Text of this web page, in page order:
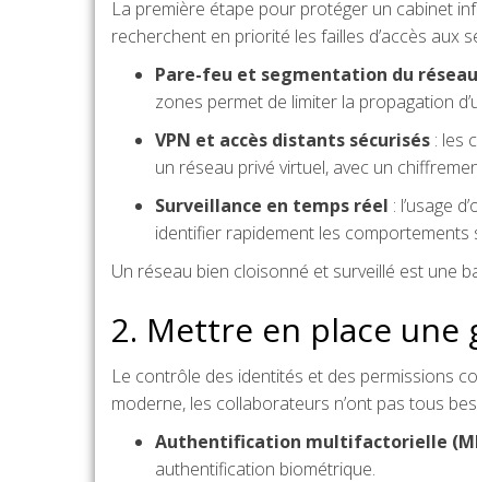
La première étape pour protéger un cabinet
recherchent en priorité les failles d’accès aux
Pare-feu et segmentation du réseau
zones permet de limiter la propagation
VPN et accès distants sécurisés : les
un réseau privé virtuel, avec un
Surveillance en temps réel : l’usage
identifier rapidement les comportements
Un réseau bien cloisonné et surveillé est une
2. Mettre en place une
Le contrôle des identités et des permissions
moderne, les collaborateurs n’ont pas tous
Authentification multifactorielle
authentification biométrique.